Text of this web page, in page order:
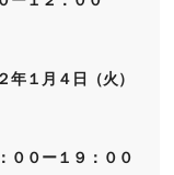
年１月４日（火）
００ー１９：００